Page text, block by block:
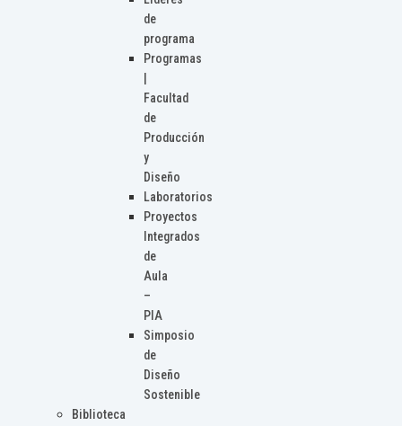
de
programa
Programas
Facultad
de
Producción
y
Diseño
Laboratorios
Proyectos
Integrados
de
Aula
–
PIA
Simposio
de
Diseño
Sostenible
Biblioteca